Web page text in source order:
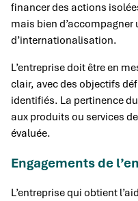
financer des actions
mais bien
d’internationalisation.
L’entreprise doit être en
clair, avec des objectifs
identifiés. La pertinence
aux produits ou services
évaluée.
Engagements de
L’entreprise qui obtient